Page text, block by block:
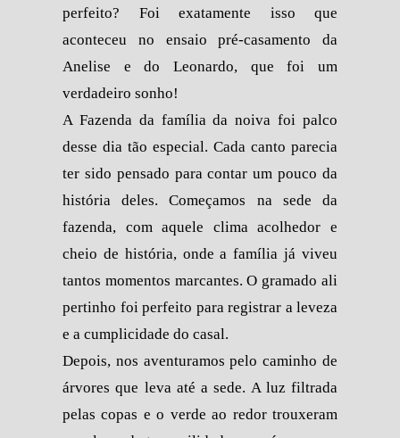
perfeito? Foi exatamente isso que
aconteceu no ensaio pré-casamento da
Anelise e do Leonardo, que foi um
verdadeiro sonho!
A Fazenda da família da noiva foi palco
desse dia tão especial. Cada canto parecia
ter sido pensado para contar um pouco da
história deles. Começamos na sede da
fazenda, com aquele clima acolhedor e
cheio de história, onde a família já viveu
tantos momentos marcantes. O gramado ali
pertinho foi perfeito para registrar a leveza
e a cumplicidade do casal.
Depois, nos aventuramos pelo caminho de
árvores que leva até a sede. A luz filtrada
pelas copas e o verde ao redor trouxeram